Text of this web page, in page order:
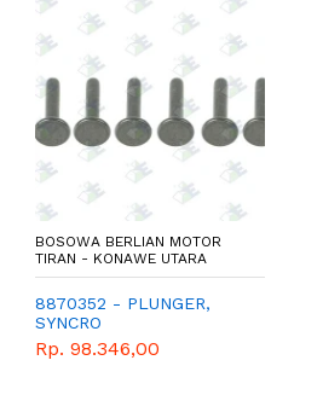
BOSOWA BERLIAN MOTOR
TIRAN - KONAWE UTARA
8870352 - PLUNGER,
SYNCRO
Rp. 98.346,00